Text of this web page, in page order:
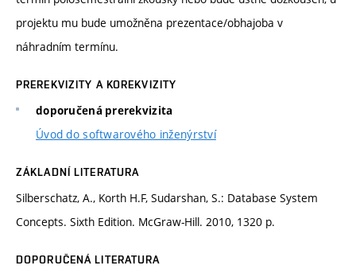
projektu mu bude umožněna prezentace/obhajoba v
náhradním termínu.
PREREKVIZITY A KOREKVIZITY
doporučená prerekvizita
Úvod do softwarového inženýrství
ZÁKLADNÍ LITERATURA
Silberschatz, A., Korth H.F, Sudarshan, S.: Database System
Concepts. Sixth Edition. McGraw-Hill. 2010, 1320 p.
DOPORUČENÁ LITERATURA